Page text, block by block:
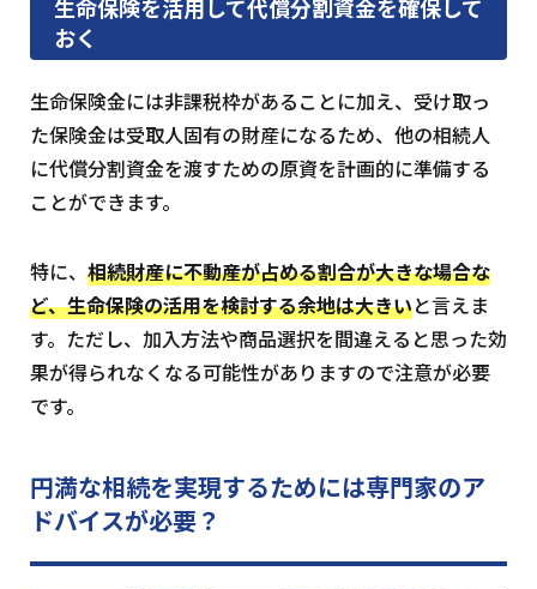
生命保険を活用して代償分割資金を確保して
おく
生命保険金には非課税枠があることに加え、受け取っ
た保険金は受取人固有の財産になるため、他の相続人
に代償分割資金を渡すための原資を計画的に準備する
ことができます。
特に、 相続財産に不動産が占める割合が大きな場合な
ど、生命保険の活用を検討する余地は大きいと言えま
す。ただし、加入方法や商品選択を間違えると思った効
果が得られなくなる可能性がありますので注意が必要
です。
円満な相続を実現するためには専門家のア
ドバイスが必要？